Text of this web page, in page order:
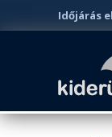
Időjárás